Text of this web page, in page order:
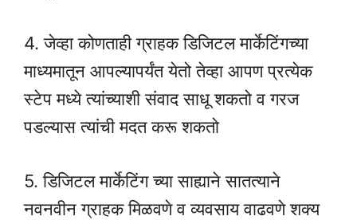
4. जेव्हा कोणताही ग्राहक डिजिटल मार्केटिंगच्या
माध्यमातून आपल्यापर्यंत येतो तेव्हा आपण प्रत्येक
स्टेप मध्ये त्यांच्याशी संवाद साधू शकतो व गरज
पडल्यास त्यांची मदत करू शकतो
5. डिजिटल मार्केटिंग च्या साह्याने सातत्याने
नवनवीन ग्राहक मिळवणे व व्यवसाय वाढवणे शक्य